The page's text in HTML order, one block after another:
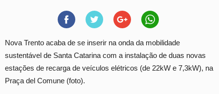
Nova Trento acaba de se inserir na onda da mobilidade
sustentável de Santa Catarina com a instalação de duas novas
estações de recarga de veículos elétricos (de 22kW e 7,3kW), na
Praça del Comune (foto).